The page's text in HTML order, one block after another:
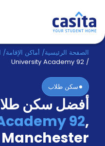
الرئيسية عربي
دخول
حجز
السكن
من
نحن؟
الصفحة الرئيسية/ أماكن الإقامة/
/
University Academy 92
سكن طلاب
أفضل سكن
92,
Manchester